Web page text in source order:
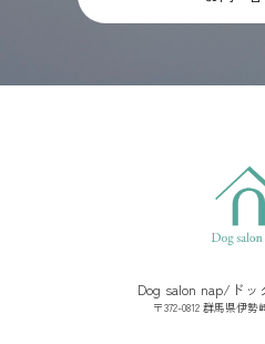
Dog salon nap/ド
〒372-0812 群馬県伊勢